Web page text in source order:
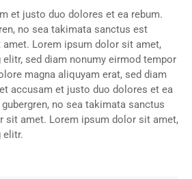
et justo duo dolores et ea rebum.
no sea takimata sanctus est
Lorem ipsum dolor sit amet,
sed diam nonumy eirmod tempor
magna aliquyam erat, sed diam
accusam et justo duo dolores et ea
no sea takimata sanctus
sit amet. Lorem ipsum dolor sit amet,
elitr.